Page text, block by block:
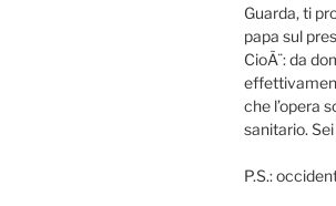
Guarda, ti
papa sul
CioÃ¨: da
che l’opera
sanitario.
P.S.: